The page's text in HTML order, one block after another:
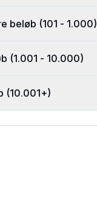
beløb (101 - 1.000)
(1.001 - 10.000)
(10.001+)